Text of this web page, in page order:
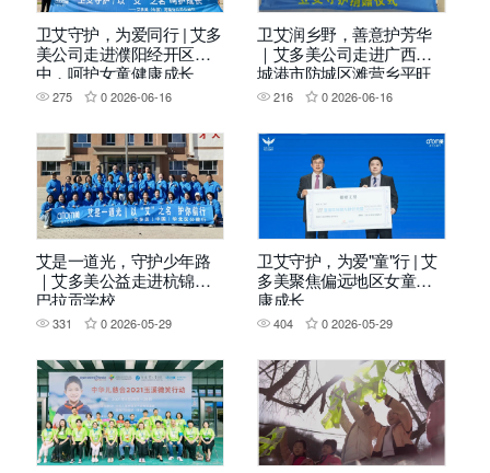
卫艾守护，为爱同行 | 艾多
美公司走进濮阳经开区二
中，呵护女童健康成长
275 0 2026-06-16
卫艾润乡野，善意护芳华
｜艾多美公司走进广西防
城港市防城区滩营乡平旺
中学 ，守护乡村女童成长
216 0 2026-06-16
艾是一道光，守护少年路
｜艾多美公益走进杭锦旗
巴拉贡学校
331 0 2026-05-29
卫艾守护，为爱"童"行 | 艾
多美聚焦偏远地区女童健
康成长
404 0 2026-05-29